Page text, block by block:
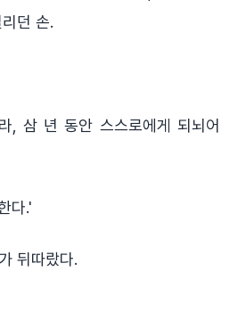
던 손.
, 삼 년 동안 스스로에게 되뇌어
다.'
뒤따랐다.